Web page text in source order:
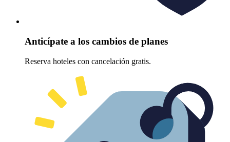
Anticípate a los cambios de planes
Reserva hoteles con cancelación gratis.